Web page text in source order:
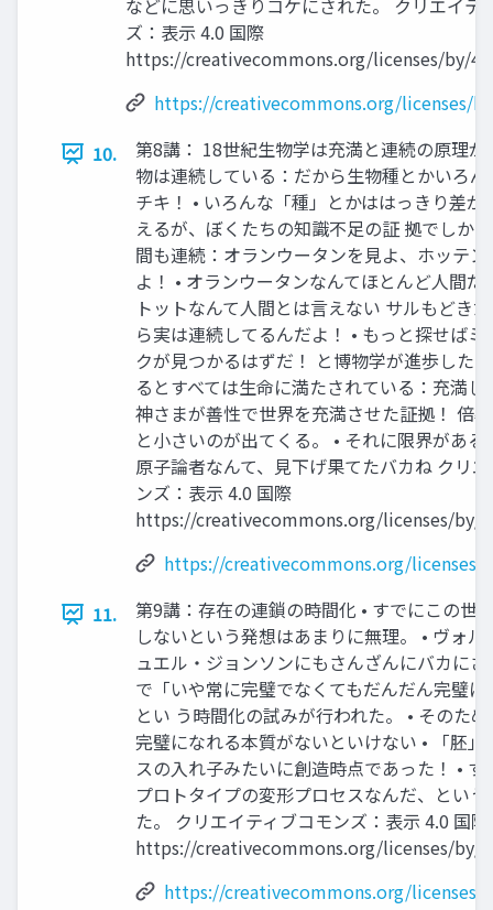
などに思いっきりコケにされた。 クリエイテ
ズ：表示 4.0 国際
https://creativecommons.org/licenses/by/
https://creativecommons.org/licenses/
10.
第8講： 18世紀生物学は充満と連続の原理が
物は連続している：だから生物種とかいろ
チキ！ • いろんな「種」とかははっきり差が
えるが、ぼくたちの知識不足の証 拠でしか
間も連続：オランウータンを見よ、ホッテ
よ！ • オランウータンなんてほとんど人間だ
トットなんて人間とは言えない サルもどき
ら実は連続してるんだよ！ • もっと探せば
クが見つかるはずだ！ と博物学が進歩した
るとすべては生命に満たされている：充満し
神さまが善性で世界を充満させた証拠！ 倍
と小さいのが出てくる。 • それに限界がある
原子論者なんて、見下げ果てたバカね クリ
ンズ：表示 4.0 国際
https://creativecommons.org/licenses/by/
https://creativecommons.org/licenses/
11.
第9講：存在の連鎖の時間化 • すでにこの世
しないという発想はあまりに無理。 • ヴォ
ュエル・ジョンソンにもさんざんにバカにさ
で「いや常に完璧でなくてもだんだん完璧
とい う時間化の試みが行われた。 • そのた
完璧になれる本質がないといけない • 「胚
スの入れ子みたいに創造時点であった！ • す
プロトタイプの変形プロセスなんだ、とい
た。 クリエイティブコモンズ：表示 4.0 国際
https://creativecommons.org/licenses/by/
https://creativecommons.org/licenses/